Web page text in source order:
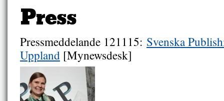
Press
Pressmeddelande 121115: Svenska
Uppland [Mynewsdesk]